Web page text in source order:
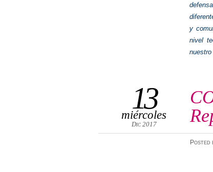
y
nivel
13
miércoles
Dic 2017
Posted